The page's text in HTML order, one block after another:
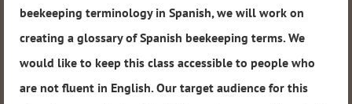
beekeeping terminology in Spanish, we will work on
creating a glossary of Spanish beekeeping terms. We
would like to keep this class accessible to people who
are not fluent in English. Our target audience for this